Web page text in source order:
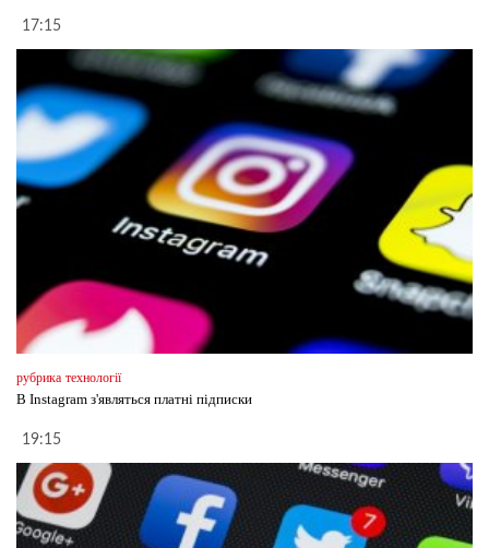
17:15
рубрика технології
В Instagram з'являться платні підписки
19:15